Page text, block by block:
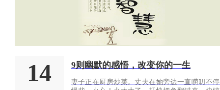
14 9则幽默的感悟，改变你的一生
妻子正在厨房炒菜。丈夫在她旁边一直唠叨不